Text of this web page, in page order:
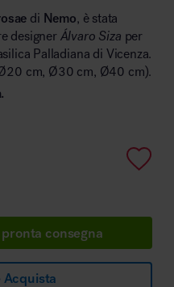
di Nemo, è stata
designer Álvaro Siza per
Palladiana di Vicenza.
cm, Ø30 cm, Ø40 cm).
consegna
Acquista